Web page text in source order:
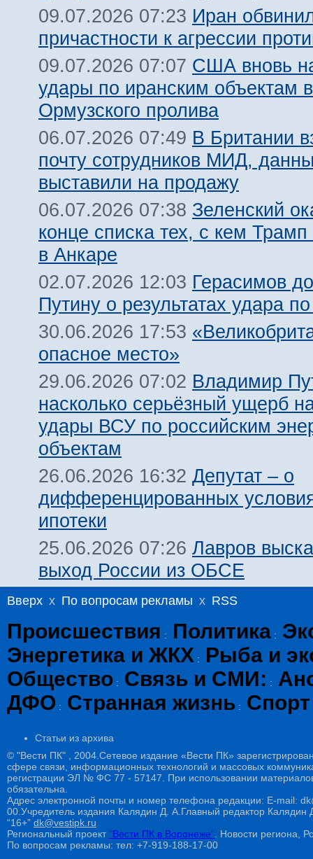
09.07.2026 07:23 Иран
причастности к агрессии
09.07.2026 07:07 США вновь
удары по иранским объектам
Ормузского пролива
06.07.2026 07:49 В Британии
почту сотрудников МИД,
выставили на продажу
06.07.2026 07:38 Зеленский
конце списка тех, с кем Трамп
в Анкаре
02.07.2026 12:03 Герасимов
Путину о результатах удара
30.06.2026 17:53
опасное место»
29.06.2026 07:02 Владимир
насколько серьёзный ущерб
удары ВСУ по российским
объектам
26.06.2026 16:32 Депутат – о
дифференцированных
ипотеки
25.06.2026 07:26 Лавров
выход России из ОБСЕ
Вверх x По вопросам рекламы x RSS
Происшествия : Политика :
Энергетика и ЖКХ :
Рыба и
Общество : Связь и СМИ: :
ДФО : Странная жизнь : Спорт
Статьи из архива
© "Вести ПК" , 2004.Сетевое издание «Вести ПК»
сфере связи, информационных технологий и массовых
регистрации ЭЛ № ФС 77 - 57147. При использовании
обязательна.
Адрес электронной почты и номер телефона редакции: E-mail:
00.Учредитель издания Калядин Д. А.Главный редактор
“16+” dk@vestipk.ru
Региональный проект"Вести ПК в Воронеже" . Новости региона,
По вопросам рекламы: тел: +7-919-188-17-00